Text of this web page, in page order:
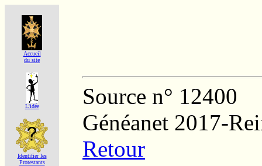
Accueil
du site
L'idée
Identifier les
Protestants
Source n° 12400
Généanet 2017-
Retour